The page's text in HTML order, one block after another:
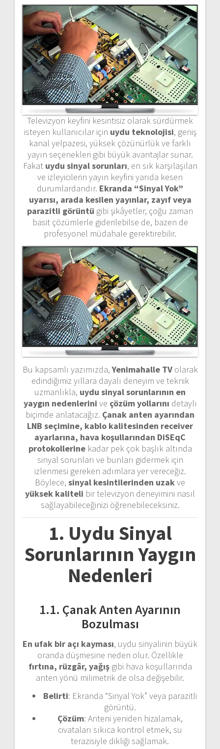
Televizyon keyfini kesintisiz olarak sürdürmek
isteyen kullanıcılar için uydu teknolojisi, geniş
kanal yelpazesi, yüksek çözünürlük ve farklı
yayın seçenekleri gibi büyük avantajlar sunar.
Fakat uydu sinyal sorunları, en sık karşılaşılan
ve izleyicilerin yayın keyfini yarıda kesen
durumlardandır. Ekranda “Sinyal Yok”
uyarısı, arada kesilen yayınlar, zayıf veya
parazitli görüntü gibi şikâyetler, çoğu zaman
basit çözümlerle giderilebilse de, bazen de
profesyonel müdahale gerektirebilir.
Bu kapsamlı yazımızda,Yenimahalle TVolarak
edindiğimiz yıllara dayalı deneyim ve teknik
uzmanlıkla, uydu sinyal sorunlarının en
yaygın nedenlerini ve çözüm yollarını detaylı
biçimde anlatacağız. Çanak anten ayarından
LNB seçimine, kablo kalitesinden receiver
ayarlarına, hava koşullarından DiSEqC
protokollerinekadar pek çok başlık altında
sinyal sorunları ve bunları gidermek için
izlenmesi gereken adımlara yer vereceğiz.
Böylece, sinyal kesintilerinden uzakve
yüksek kaliteli bir televizyon deneyimini nasıl
sağlayabileceğinizi öğrenebileceksiniz.
1. Uydu Sinyal
Sorunlarının Yaygın
Nedenleri
1.1. Çanak Anten Ayarının
Bozulması
En ufak bir açı kayması, uydu sinyalinin büyük
oranda düşmesine neden olur. Özellikle
fırtına, rüzgâr, yağışgibi hava koşullarında
anten yönü milimetrik de olsa değişebilir.
Belirti: Ekranda “Sinyal Yok” veya parazitli
görüntü.
Çözüm: Anteni yeniden hizalamak,
civataları sıkıca kontrol etmek, su
terazisiyle dikliği sağlamak.